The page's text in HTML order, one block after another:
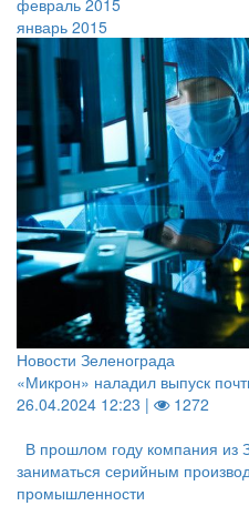
февраль 2015
январь 2015
Новости Зеленограда
«Микрон» наладил выпуск
26.04.2024 12:23 |
1272
В прошлом году компания из
заниматься серийным
промышленности